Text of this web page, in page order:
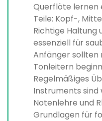
Querflöte lernen
Teile: Kopf-,
Richtige Haltung
essenziell für
Anfänger sollten
Tonleitern
Regelmäßiges
Instruments sind
Notenlehre und
Grundlagen für